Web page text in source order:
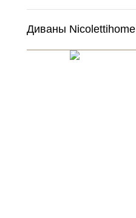
Диваны Nicolettihome